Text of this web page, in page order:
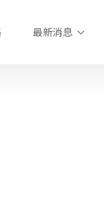
最新消息